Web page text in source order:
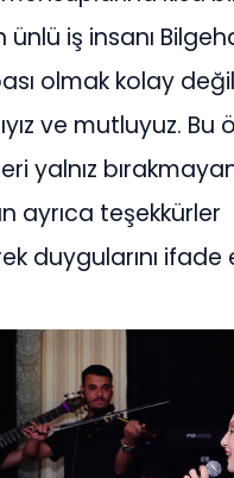
iş insanı
olmak kolay
ve mutluyuz. Bu
yalnız
ayrıca teşekkürler
duygularını ifade